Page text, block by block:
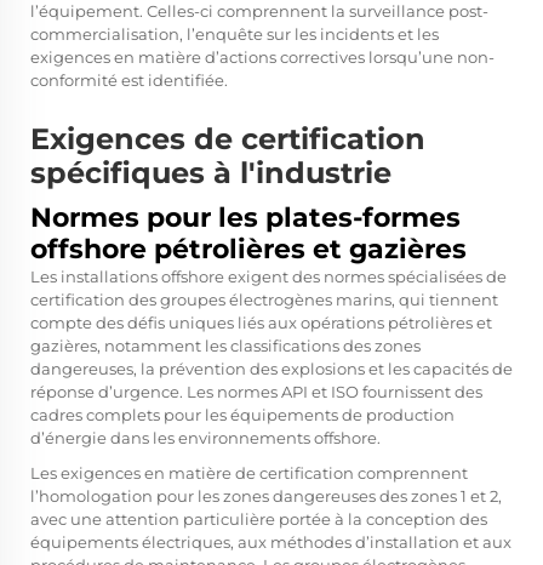
l’équipement. Celles-ci comprennent la surveillance post-
commercialisation, l’enquête sur les incidents et les
exigences en matière d’actions correctives lorsqu’une non-
conformité est identifiée.
Exigences de certification
spécifiques à l'industrie
Normes pour les plates-formes
offshore pétrolières et gazières
Les installations offshore exigent des normes spécialisées de
certification des groupes électrogènes marins, qui tiennent
compte des défis uniques liés aux opérations pétrolières et
gazières, notamment les classifications des zones
dangereuses, la prévention des explosions et les capacités de
réponse d’urgence. Les normes API et ISO fournissent des
cadres complets pour les équipements de production
d’énergie dans les environnements offshore.
Les exigences en matière de certification comprennent
l’homologation pour les zones dangereuses des zones 1 et 2,
avec une attention particulière portée à la conception des
équipements électriques, aux méthodes d’installation et aux